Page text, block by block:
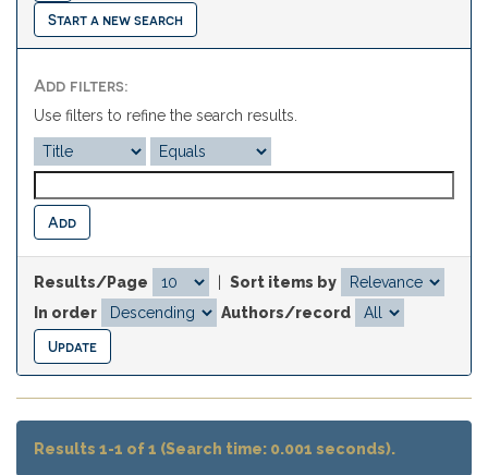
Start a new search
Add filters:
Use filters to refine the search results.
Results/Page
Sort items by
In order
Authors/record
Results 1-1 of 1 (Search time: 0.001 seconds).